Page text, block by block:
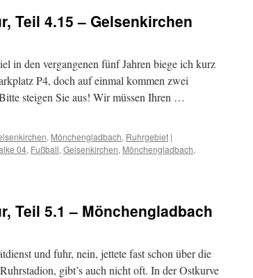
Teil 4.15 – Gelsenkirchen
in den vergangenen fünf Jahren biege ich kurz
P4, doch auf einmal kommen zwei
steigen Sie aus! Wir müssen Ihren …
, Mönchengladbach, Ruhrgebiet |
04, Fußball, Gelsenkirchen, Mönchengladbach,
Teil 5.1 – Mönchengladbach
und fuhr, nein, jettete fast schon über die
gibt’s auch nicht oft. In der Ostkurve